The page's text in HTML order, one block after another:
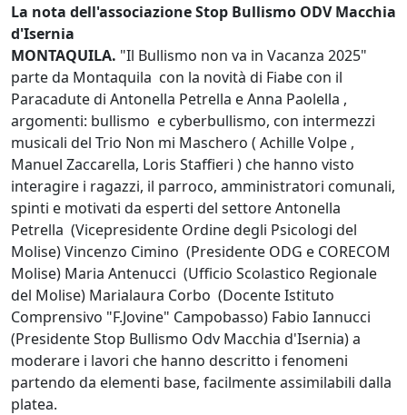
La nota dell'associazione Stop Bullismo ODV Macchia
d'Isernia
MONTAQUILA. "Il Bullismo non va in Vacanza 2025"
parte da Montaquila con la novità di Fiabe con il
Paracadute di Antonella Petrella e Anna Paolella ,
argomenti: bullismo e cyberbullismo, con intermezzi
musicali del Trio Non mi Maschero ( Achille Volpe ,
Manuel Zaccarella, Loris Staffieri ) che hanno visto
interagire i ragazzi, il parroco, amministratori comunali,
spinti e motivati da esperti del settore Antonella
Petrella (Vicepresidente Ordine degli Psicologi del
Molise) Vincenzo Cimino (Presidente ODG e CORECOM
Molise) Maria Antenucci (Ufficio Scolastico Regionale
del Molise) Marialaura Corbo (Docente Istituto
Comprensivo "F.Jovine" Campobasso) Fabio Iannucci
(Presidente Stop Bullismo Odv Macchia d'Isernia) a
moderare i lavori che hanno descritto i fenomeni
partendo da elementi base, facilmente assimilabili dalla
platea.